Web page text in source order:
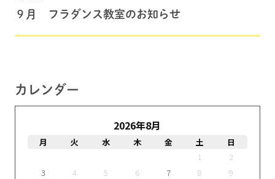
９月 フラダンス教室のお知らせ
カレンダー
2026年8月
月 火 水 木 金 土
日
1
2
3
4 5 6 7 8 9